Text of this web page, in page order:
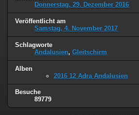
Donnerstag, 29. Dezember 2016
Veröffentlicht am
Samstag, 4. November 2017
Schlagworte
Andalusien, Gleitschirm
Alben
2016 12 Adra Andalusien
Besuche
89779